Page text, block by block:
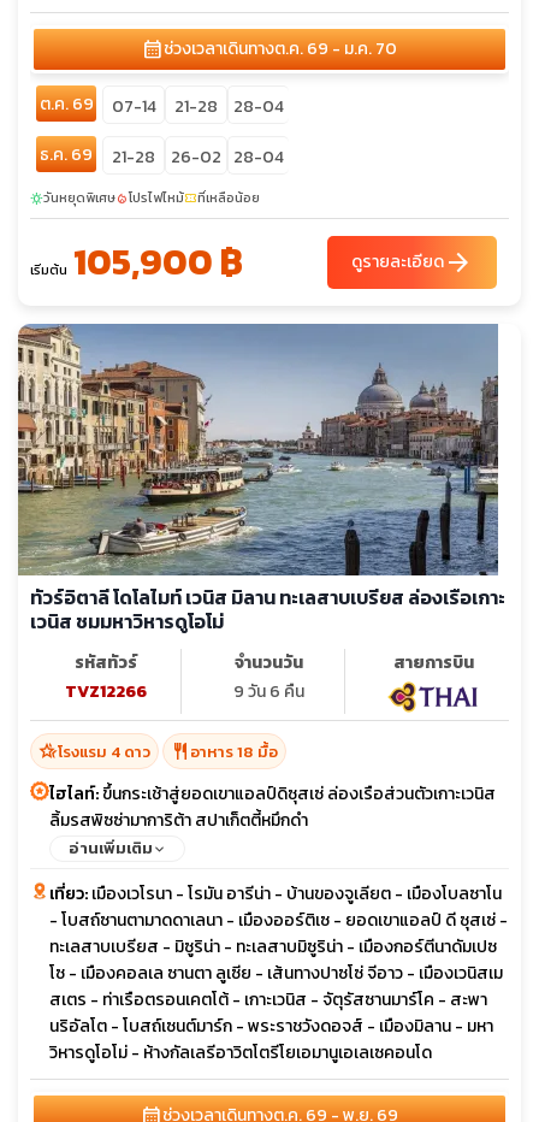
calendar_monthช่วงเวลาเดินทางต.ค. 69 - ม.ค. 70
ต.ค. 69 07-14 21-28
28-04
ธ.ค. 69
21-28 26-02 28-04
sunnyวันหยุดพิเศษlocal_fire_departmentโปรไฟไหม้confirmation_numberที่เหลือน้อย
เริ่มต้น 105,900 ฿ ดูรายละเอียดarrow_forward
ทัวร์อิตาลี โดโลไมท์ เวนิส มิลาน ทะเลสาบเบรียส ล่องเรือเกาะ
เวนิส ชมมหาวิหารดูโอโม่
รหัสทัวร์
TVZ12266
จำนวนวัน
9 วัน 6 คืน
สายการบิน
hotel_classโรงแรม 4 ดาว restaurant อาหาร 18 มื้อ
ไฮไลท์:ขึ้นกระเช้าสู่ยอดเขาแอลป์ดิซุสเซ่ ล่องเรือส่วนตัวเกาะเวนิส
ลิ้มรสพิซซ่ามาการิต้า สปาเก็ตตี้หมึกดำ
อ่านเพิ่มเติม
เที่ยว:เมืองเวโรนา - โรมัน อารีน่า - บ้านของจูเลียต - เมืองโบลซาโน
- โบสถ์ซานตามาดดาเลนา - เมืองออร์ติเซ - ยอดเขาแอลป์ ดี ซุสเซ่ -
ทะเลสาบเบรียส - มิซูริน่า - ทะเลสาบมิซูริน่า - เมืองกอร์ตีนาดัมเปซ
โซ - เมืองคอลเล ซานตา ลูเซีย - เส้นทางปาซโซ่ จีอาว - เมืองเวนิสเม
สเตร - ท่าเรือตรอนเคตโต้ - เกาะเวนิส - จัตุรัสซานมาร์โค - สะพา
นริอัลโต - โบสถ์เซนต์มาร์ก - พระราชวังดอจส์ - เมืองมิลาน - มหา
วิหารดูโอโม่ - ห้างกัลเลรีอาวิตโตรีโยเอมานูเอเลเซคอนโด
calendar_monthช่วงเวลาเดินทางต.ค. 69 - พ.ย. 69